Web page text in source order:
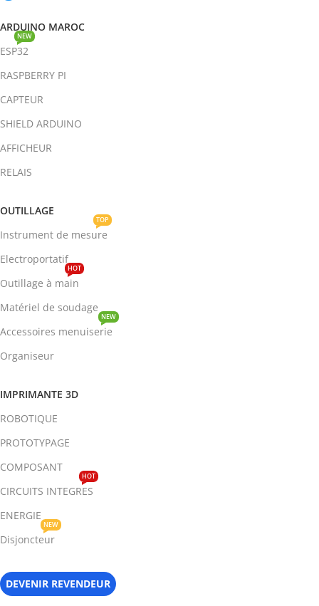
ARDUINO MAROC
ESP32
NEW
RASPBERRY PI
CAPTEUR
SHIELD ARDUINO
AFFICHEUR
RELAIS
OUTILLAGE
Instrument de mesure
TOP
Electroportatif
Outillage à main
HOT
Matériel de soudage
Accessoires menuiserie
NEW
Organiseur
IMPRIMANTE 3D
ROBOTIQUE
PROTOTYPAGE
COMPOSANT
CIRCUITS INTEGRES
HOT
ENERGIE
Disjoncteur
NEW
DEVENIR REVENDEUR